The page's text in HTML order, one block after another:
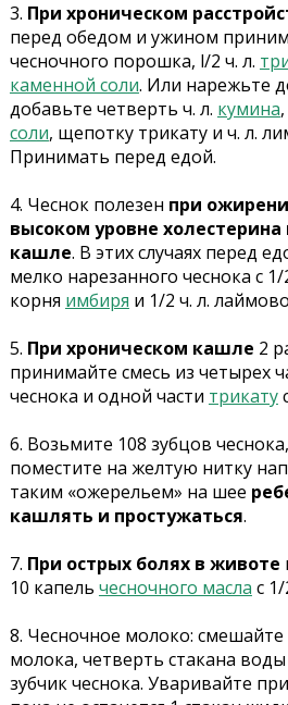
3. При хроническом
перед обедом и ужином
чесночного порошка, l/2 ч. л.
каменной соли. Или нарежьте
добавьте четверть ч. л. кумина
соли, щепотку трикату и ч. л.
Принимать перед едой.
4. Чеснок полезен при
высоком уровне
кашле. В этих случаях перед
мелко нарезанного чеснока с 1/
корня имбиря и 1/2 ч. л.
5. При хроническом кашле 2
принимайте смесь из четырех
чеснока и одной части трикату
6. Возьмите 108 зубцов
поместите на желтую нитку
таким «ожерельем» на шее
кашлять и простужаться.
7. При острых болях в животе
10 капель чесночного масла с 1/
8. Чесночное молоко: смешайте
молока, четверть стакана
зубчик чеснока. Уваривайте